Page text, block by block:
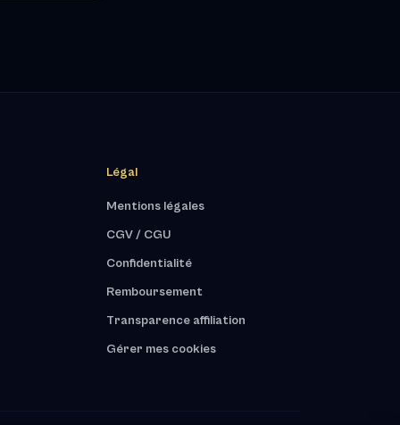
Légal
Mentions légales
CGV / CGU
Confidentialité
Remboursement
Transparence affiliation
Gérer mes cookies